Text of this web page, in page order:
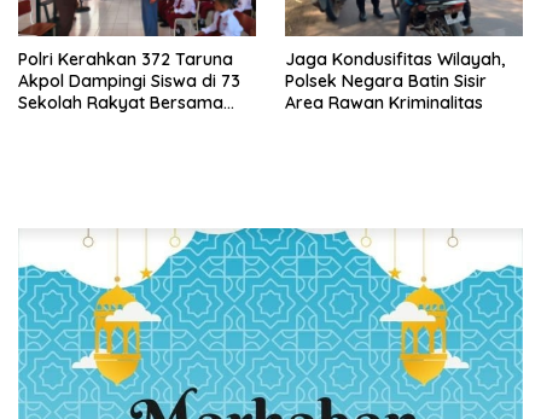
Polri Kerahkan 372 Taruna
Akpol Dampingi Siswa di 73
Sekolah Rakyat Bersama
Jaga Kondusifitas Wilayah,
Polsek Negara Batin Sisir
Area Rawan Kriminalitas